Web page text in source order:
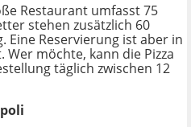
Restaurant umfasst 75
stehen zusätzlich 60
Eine Reservierung ist aber in
Wer möchte, kann die Pizza
täglich zwischen 12